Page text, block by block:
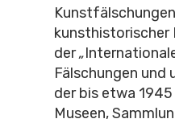
kunsthistorischer
der„
Fälschungen und
der bis etwa
Museen,